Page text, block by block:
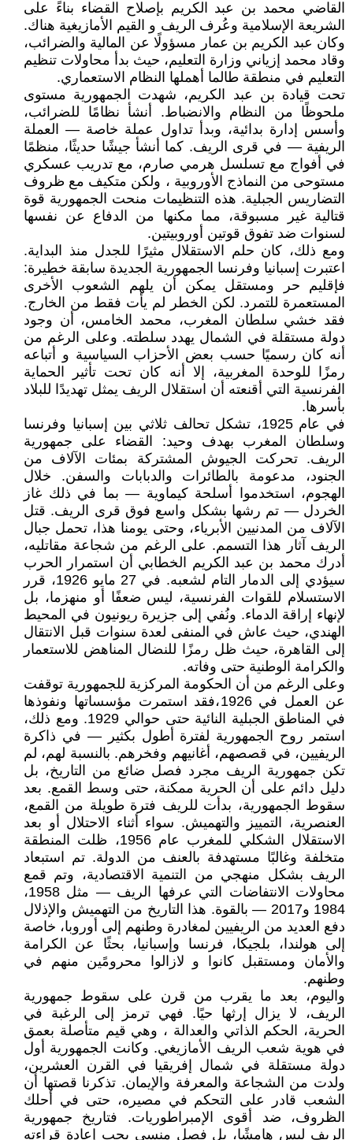
القاضي محمد بن عبد الكريم بإصلاح القضاء بناءً على
الشريعة الإسلامية وعُرف الريف و القيم الأمازيغية هناك.
وكان عبد الكريم بن عمار مسؤولًا عن المالية والضرائب،
وقاد محمد إزياني وزارة التعليم، حيث بدأ محاولات تنظيم
التعليم في منطقة طالما أهملها النظام الاستعماري.
تحت قيادة بن عبد الكريم، شهدت الجمهورية مستوى
ملحوظًا من النظام والانضباط. أنشأ نظامًا للضرائب،
وأسس إدارة بدائية، وبدأ تداول عملة خاصة — العملة
الريفية — في قرى الريف. كما أنشأ جيشًا حديثًا، منظمًا
في أفواج مع تسلسل هرمي صارم، مع تدريب عسكري
مستوحى من النماذج الأوروبية ، ولكن متكيف مع ظروف
التضاريس الجبلية. هذه التنظيمات منحت الجمهورية قوة
قتالية غير مسبوقة، مما مكنها من الدفاع عن نفسها
لسنوات ضد تفوق قوتين أوروبيتين.
ومع ذلك، كان حلم الاستقلال مثيرًا للجدل منذ البداية.
اعتبرت إسبانيا وفرنسا الجمهورية الجديدة سابقة خطيرة:
فإقليم حر ومستقل يمكن أن يلهم الشعوب الأخرى
المستعمرة للتمرد. لكن الخطر لم يأت فقط من الخارج.
فقد خشي سلطان المغرب، محمد الخامس، أن وجود
دولة مستقلة في الشمال يهدد سلطته. وعلى الرغم من
أنه كان رسميًا حسب بعض الأحزاب السياسية و أتباعه
رمزًا للوحدة المغربية، إلا أنه كان تحت تأثير الحماية
الفرنسية التي أقنعته أن استقلال الريف يمثل تهديدًا للبلاد
بأسرها.
في عام 1925، تشكل تحالف ثلاثي بين إسبانيا وفرنسا
وسلطان المغرب بهدف وحيد: القضاء على جمهورية
الريف. تحركت الجيوش المشتركة بمئات الآلاف من
الجنود، مدعومة بالطائرات والدبابات والسفن. خلال
الهجوم، استخدموا أسلحة كيماوية — بما في ذلك غاز
الخردل — تم رشها بشكل واسع فوق قرى الريف. قتل
الآلاف من المدنيين الأبرياء، وحتى يومنا هذا، تحمل جبال
الريف آثار هذا التسمم. على الرغم من شجاعة مقاتليه،
أدرك محمد بن عبد الكريم الخطابي أن استمرار الحرب
سيؤدي إلى الدمار التام لشعبه. في 27 مايو 1926، قرر
الاستسلام للقوات الفرنسية، ليس ضعفًا أو منهزما، بل
لإنهاء إراقة الدماء. ونُفي إلى جزيرة ريونيون في المحيط
الهندي، حيث عاش في المنفى لعدة سنوات قبل الانتقال
إلى القاهرة، حيث ظل رمزًا للنضال المناهض للاستعمار
والكرامة الوطنية حتى وفاته.
وعلى الرغم من أن الحكومة المركزية للجمهورية توقفت
عن العمل في 1926،فقد استمرت مؤسساتها ونفوذها
في المناطق الجبلية النائية حتى حوالي 1929. ومع ذلك،
استمر روح الجمهورية لفترة أطول بكثير — في ذاكرة
الريفيين، في قصصهم، أغانيهم وفخرهم. بالنسبة لهم، لم
تكن جمهورية الريف مجرد فصل ضائع من التاريخ، بل
دليل دائم على أن الحرية ممكنة، حتى وسط القمع. بعد
سقوط الجمهورية، بدأت للريف فترة طويلة من القمع،
العنصرية، التمييز والتهميش. سواء أثناء الاحتلال أو بعد
الاستقلال الشكلي للمغرب عام 1956، ظلت المنطقة
متخلفة وغالبًا مستهدفة بالعنف من الدولة. تم استبعاد
الريف بشكل منهجي من التنمية الاقتصادية، وتم قمع
محاولات الانتفاضات التي عرفها الريف — مثل 1958،
1984 و2017 — بالقوة. هذا التاريخ من التهميش والإذلال
دفع العديد من الريفيين لمغادرة وطنهم إلى أوروبا، خاصة
إلى هولندا، بلجيكا، فرنسا وإسبانيا، بحثًا عن الكرامة
والأمان ومستقبل كانوا و لازالوا محرومًين منهم في
وطنهم.
واليوم، بعد ما يقرب من قرن على سقوط جمهورية
الريف، لا يزال إرثها حيًا. فهي ترمز إلى الرغبة في
الحرية، الحكم الذاتي والعدالة ، وهي قيم متأصلة بعمق
في هوية شعب الريف الأمازيغي. وكانت الجمهورية أول
دولة مستقلة في شمال إفريقيا في القرن العشرين،
ولدت من الشجاعة والمعرفة والإيمان. تذكرنا قصتها أن
الشعب قادر على التحكم في مصيره، حتى في أحلك
الظروف، ضد أقوى الإمبراطوريات. فتاريخ جمهورية
الريف ليس هامشًا، بل فصل منسي يجب إعادة قراءته